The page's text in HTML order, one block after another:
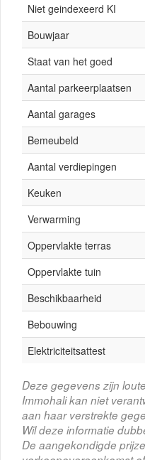
Niet geindexeerd KI
Bouwjaar
Staat van het goed
Aantal parkeerplaatsen
Aantal garages
Bemeubeld
Aantal verdiepingen
Keuken
Verwarming
Oppervlakte terras
Oppervlakte tuin
Beschikbaarheid
Bebouwing
Elektriciteitsattest
Deze gegevens zijn
Immohali kan niet
aan haar verstrekte
Wil deze informatie
De aangekondigde